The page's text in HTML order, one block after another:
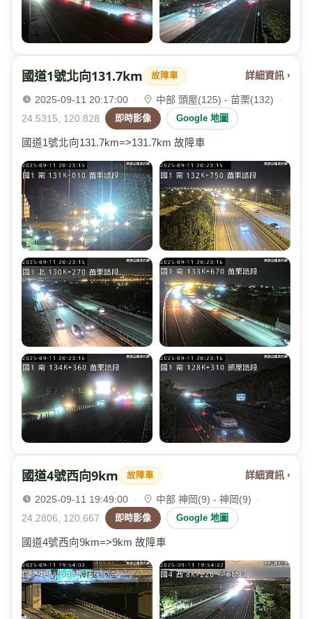
國道1號北向131.7km 故障車 詳細資訊 ›
2025-09-11 20:17:00 · 中部 頭屋(125) - 苗栗(132)
·
24.5315, 120.828
即時影像 Google 地圖
國道1號北向131.7km=>131.7km 故障車
國道4號西向9km 故障車 詳細資訊 ›
2025-09-11 19:49:00 · 中部 神岡(9) - 神岡(9)
·
24.2806, 120.667
即時影像 Google 地圖
國道4號西向9km=>9km 故障車